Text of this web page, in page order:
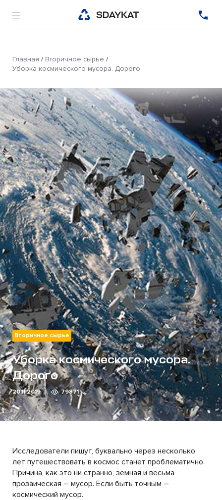
Главная / Вторичное сырье /
Уборка космического мусора. Дорого
Вторичное сырье
Уборка космического мусора.
Дорого
20.11.2019 79871
Исследователи пишут, буквально через несколько
лет путешествовать в космос станет проблематично.
Причина, как это ни странно, земная и весьма
прозаическая – мусор. Если быть точным –
космический мусор.